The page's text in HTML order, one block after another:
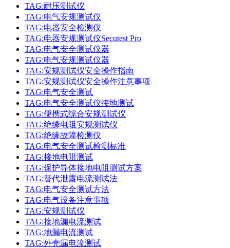
TAG:耐压测试仪
TAG:电气安规测试仪
TAG:电器安全检测仪
TAG:电器安规测试仪Secutest Pro
TAG:电气安全测试仪器
TAG:电气安规测试仪器
TAG:安规测试仪安全操作指南
TAG:安规测试仪安全操作注意事项
TAG:电气安全测试
TAG:电气安全测试仪接地测试
TAG:便携式综合安规测试仪
TAG:绝缘电阻安规测试仪
TAG:绝缘故障检测仪
TAG:电气安全测试检测标准
TAG:接地电阻测试
TAG:保护导体接地电阻测试方案
TAG:替代泄露电流测试法
TAG:电气安全测试方法
TAG:电气设备注意事项
TAG:安规测试仪
TAG:接地漏电流测试
TAG:地漏电流测试
TAG:外壳漏电流测试